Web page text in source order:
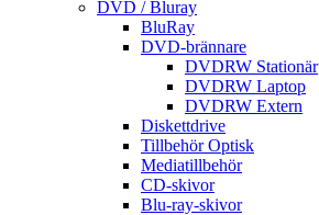
DVD / Bluray
BluRay
DVD-brännare
DVDRW Stationär
DVDRW Laptop
DVDRW Extern
Diskettdrive
Tillbehör Optisk
Mediatillbehör
CD-skivor
Blu-ray-skivor